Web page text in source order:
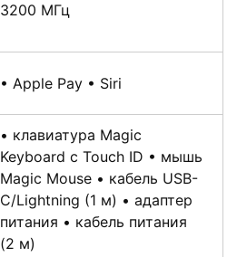
3200 МГц
• Apple Pay • Siri
• клавиатура Magic
Keyboard с Touch ID • мышь
Magic Mouse • кабель USB-
C/Lightning (1 м) • адаптер
питания • кабель питания
(2 м)